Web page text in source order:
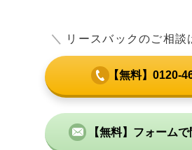
＼ リースバックのご相談
【無料】0120-
【無料】フォーム